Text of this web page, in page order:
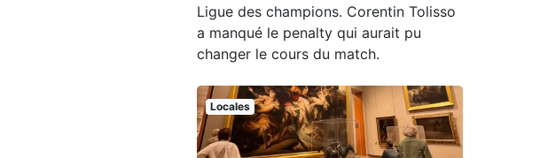
Ligue des champions. Corentin Tolisso
a manqué le penalty qui aurait pu
changer le cours du match.
Locales